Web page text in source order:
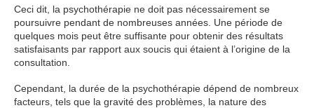
Ceci dit, la psychothérapie ne doit pas nécessairement se
poursuivre pendant de nombreuses années. Une période de
quelques mois peut être suffisante pour obtenir des résultats
satisfaisants par rapport aux soucis qui étaient à l’origine de la
consultation.
Cependant, la durée de la psychothérapie dépend de nombreux
facteurs, tels que la gravité des problèmes, la nature des